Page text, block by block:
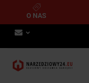
O NAS